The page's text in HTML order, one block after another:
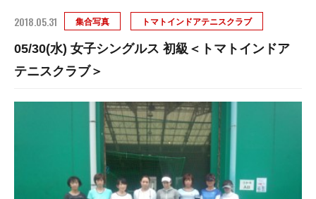
2018.05.31 集合写真 トマトインドアテニスクラブ
05/30(水) 女子シングルス 初級＜トマトインドア
テニスクラブ＞